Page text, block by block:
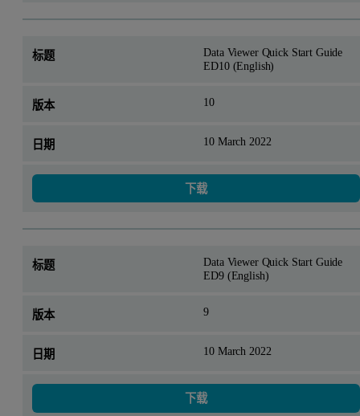
Data Viewer Quick Start Guide
ED10 (English)
10
10 March 2022
下载
Data Viewer Quick Start Guide
ED9 (English)
9
10 March 2022
下载